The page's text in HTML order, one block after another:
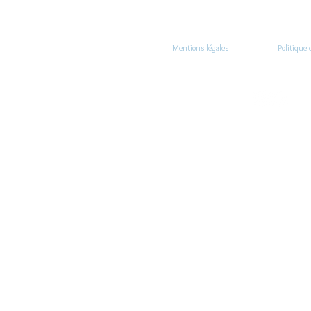
Mentions légales Politique